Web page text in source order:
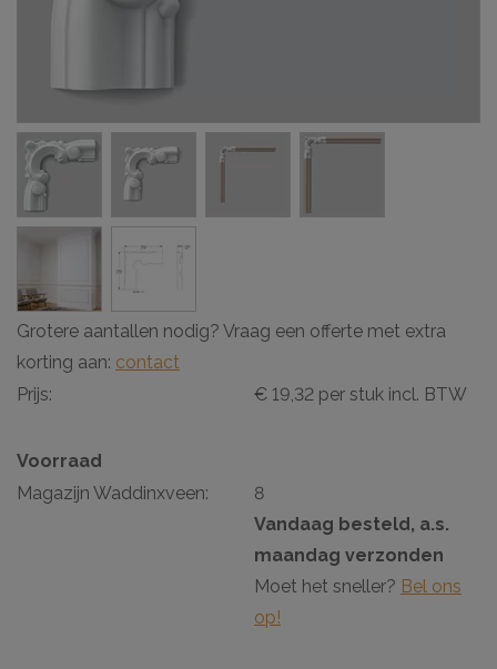
Grotere aantallen nodig? Vraag een offerte met extra
korting aan: contact
Prijs:
€ 19,32 per stuk incl. BTW
Voorraad
Magazijn Waddinxveen:
8
Vandaag besteld, a.s.
maandag verzonden
Moet het sneller? Bel ons
op!